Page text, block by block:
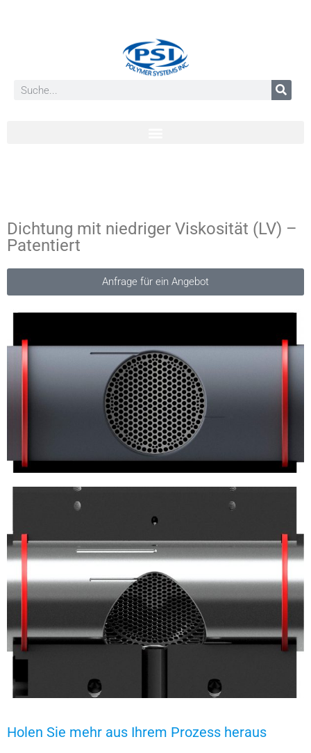
Dichtung mit niedriger Viskosität (LV) –
Patentiert
Anfrage für ein Angebot
Holen Sie mehr aus Ihrem Prozess heraus